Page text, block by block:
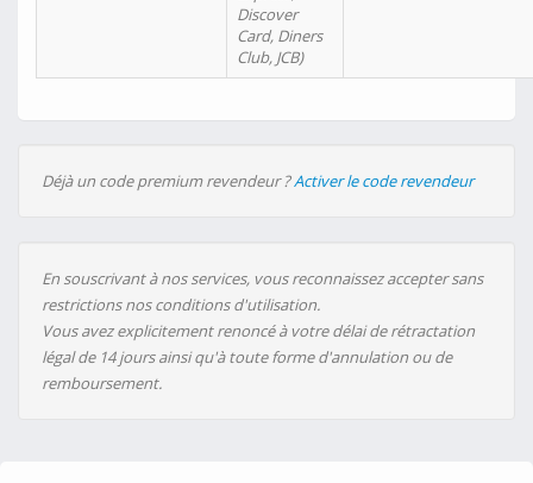
Discover
Card, Diners
Club, JCB)
Déjà un code premium revendeur ?Activer le code revendeur
En souscrivant à nos services, vous reconnaissez accepter sans
restrictions nos conditions d'utilisation.
Vous avez explicitement renoncé à votre délai de rétractation
légal de 14 jours ainsi qu'à toute forme d'annulation ou de
remboursement.